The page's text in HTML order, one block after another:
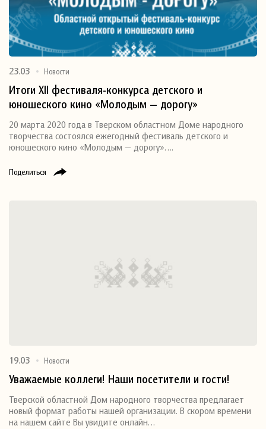
Поделиться
23.03 Новости
Итоги XII фестиваля-конкурса детского и
юношеского кино «Молодым — дорогу»
20 марта 2020 года в Тверском областном Доме народного
творчества состоялся ежегодный фестиваль детского и
юношеского кино «Молодым — дорогу»….
19.03 Новости
Уважаемые коллеги! Наши посетители и гости!
Тверской областной Дом народного творчества предлагает
новый формат работы нашей организации. В скором времени
на нашем сайте Вы увидите онлайн…